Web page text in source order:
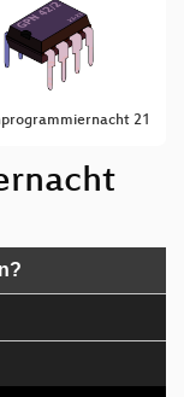
21